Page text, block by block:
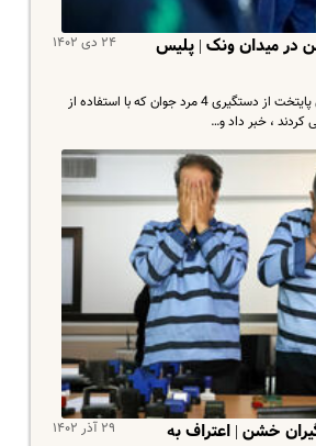
۲۴ دی ۱۴۰۲
خشن در میدان ونک | پلیس
سرکلانتر سوم پلیس پیشگیری پایتخت از دستگیری 4 مرد جوان که با استفاده از
کردند ، خبر داد و…
۲۹ آذر ۱۴۰۲
نفره زورگیران خشن | اعتراف به